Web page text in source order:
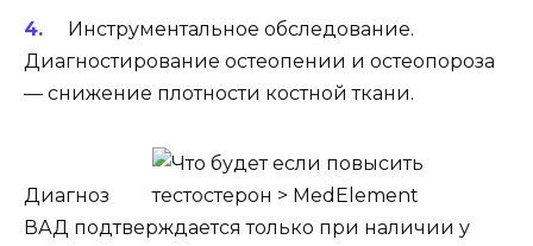
Инструментальное обследование.
Диагностирование остеопении и остеопороза
— снижение плотности костной ткани.
Диагноз
ВАД подтверждается только при наличии у